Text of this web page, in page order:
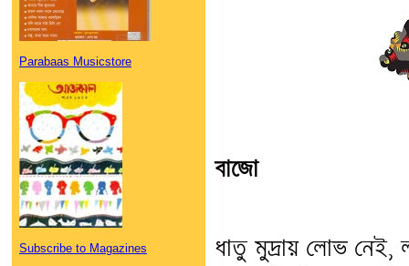
Parabaas Musicstore
Subscribe to Magazines
বাজো
ধাতু মুদ্রায় লোভ নেই,